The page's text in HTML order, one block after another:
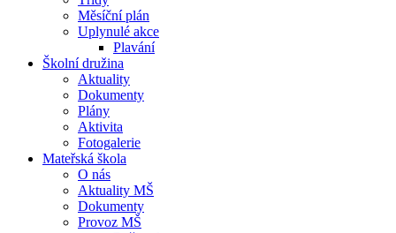
Měsíční plán
Uplynulé akce
Plavání
Školní družina
Aktuality
Dokumenty
Plány
Aktivita
Fotogalerie
Mateřská škola
O nás
Aktuality MŠ
Dokumenty
Provoz MŠ